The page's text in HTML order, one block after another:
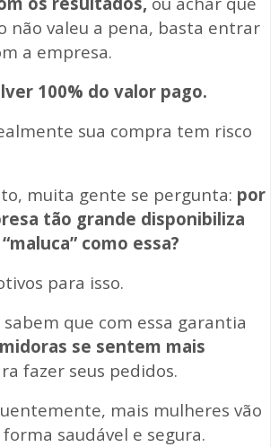
não valeu a pena, basta entrar
a empresa.
100% do valor pago.
sua compra tem risco
muita gente se pergunta: por
tão grande disponibiliza
como essa?
para isso.
sabem que com essa garantia
se sentem mais
fazer seus pedidos.
mais mulheres vão
saudável e segura.